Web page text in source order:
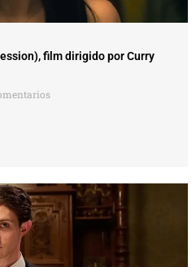
film dirigido por Curry